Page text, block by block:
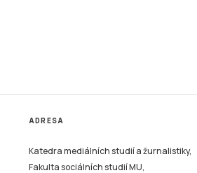
ADRESA
Katedra mediálních studií a žurnalistiky,
Fakulta sociálních studií MU,